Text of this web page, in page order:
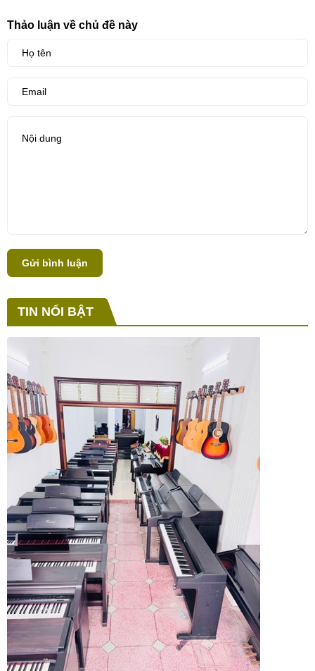
Thảo luận về chủ đề này
Gửi bình luận
TIN NỔI BẬT